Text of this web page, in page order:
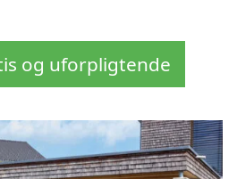
og uforpligtende